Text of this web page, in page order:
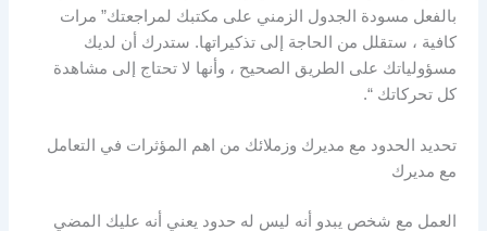
بالفعل مسودة الجدول الزمني على مكتبك لمراجعتك” مرات
كافية ، ستقلل من الحاجة إلى تذكيراتها. ستدرك أن لديك
مسؤولياتك على الطريق الصحيح ، وأنها لا تحتاج إلى مشاهدة
كل تحركاتك “.
تحديد الحدود مع مديرك وزملائك من اهم المؤثرات في التعامل
مع مديرك
العمل مع شخص يبدو أنه ليس له حدود يعني أنه عليك المضي